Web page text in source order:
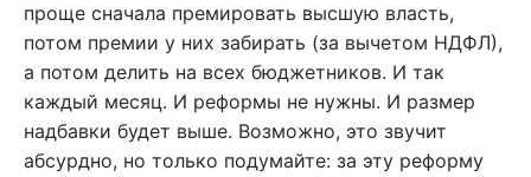
проще сначала премировать высшую власть,
потом премии у них забирать (за вычетом НДФЛ),
а потом делить на всех бюджетников. И так
каждый месяц. И реформы не нужны. И размер
надбавки будет выше. Возможно, это звучит
абсурдно, но только подумайте: за эту реформу